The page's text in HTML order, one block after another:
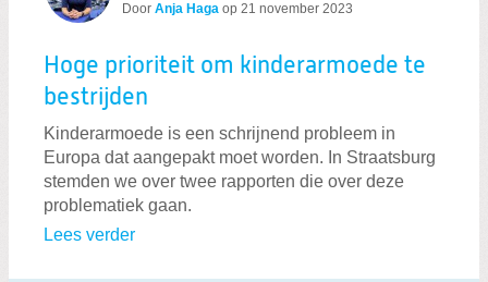
Door Anja Haga op 21 november 2023
Hoge prioriteit om kinderarmoede te
bestrijden
Kinderarmoede is een schrijnend probleem in
Europa dat aangepakt moet worden. In Straatsburg
stemden we over twee rapporten die over deze
problematiek gaan.
Lees verder